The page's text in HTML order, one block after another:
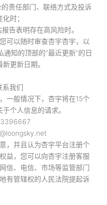
的责任部门、联络方式及投诉
时；
告表明存在高风险时。
可以随时审查杏宇杏宇，以
知的顶部的“最近更新”的日
更新日期。
系我们
一般情况下，杏宇将在15个
个人信息的请求。
3396667
，并且认为杏宇平台注册个
益，您可以向杏宇注册客服
信、电信、市场等监管部门
有管辖权的人民法院提起诉